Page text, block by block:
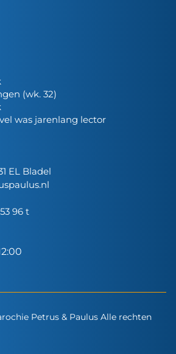
(wk. 32)
was jarenlang lector
EL Bladel
96 t
Petrus & Paulus Alle rechten